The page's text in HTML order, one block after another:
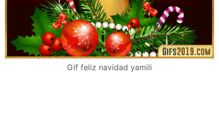
Gif feliz navidad yamili